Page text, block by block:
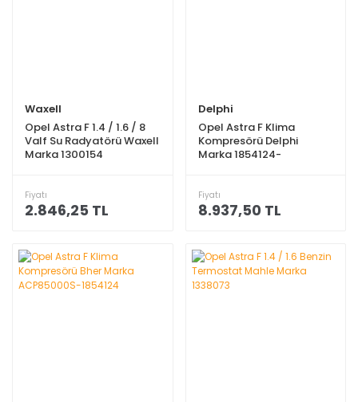
Waxell
Opel Astra F 1.4 / 1.6 / 8
Valf Su Radyatörü Waxell
Marka 1300154
Fiyatı
2.846,25 TL
Delphi
Opel Astra F Klima
Kompresörü Delphi
Marka 1854124-
Fiyatı
8.937,50 TL